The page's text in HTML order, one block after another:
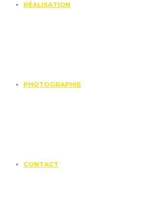
RÉALISATION
PHOTOGRAPHIE
CONTACT